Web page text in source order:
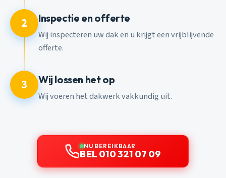
2 Inspectie en offerte
Wij inspecteren uw dak en u krijgt een vrijblijvende
offerte.
3 Wij lossen het op
Wij voeren het dakwerk vakkundig uit.
NU BEREIKBAAR
BEL 010 321 07 09